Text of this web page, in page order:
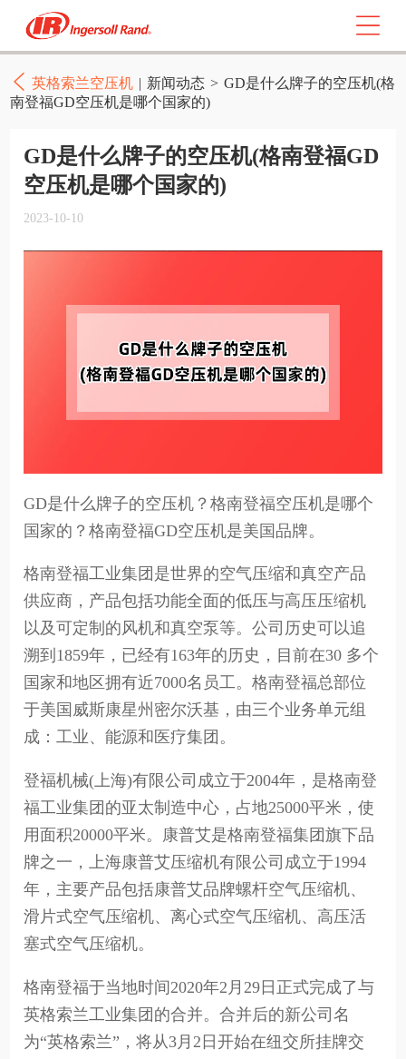
英格索兰空压机 | 新闻动态 > GD是什么牌子的空压机(格
南登福GD空压机是哪个国家的)
GD是什么牌子的空压机(格南登福GD
空压机是哪个国家的)
2023-10-10
GD是什么牌子的空压机？格南登福空压机是哪个
国家的？格南登福GD空压机是美国品牌。
格南登福工业集团是世界的空气压缩和真空产品
供应商，产品包括功能全面的低压与高压压缩机
以及可定制的风机和真空泵等。公司历史可以追
溯到1859年，已经有163年的历史，目前在30 多个
国家和地区拥有近7000名员工。格南登福总部位
于美国威斯康星州密尔沃基，由三个业务单元组
成：工业、能源和医疗集团。
登福机械(上海)有限公司成立于2004年，是格南登
福工业集团的亚太制造中心，占地25000平米，使
用面积20000平米。康普艾是格南登福集团旗下品
牌之一，上海康普艾压缩机有限公司成立于1994
年，主要产品包括康普艾品牌螺杆空气压缩机、
滑片式空气压缩机、离心式空气压缩机、高压活
塞式空气压缩机。
格南登福于当地时间2020年2月29日正式完成了与
英格索兰工业集团的合并。合并后的新公司名
为“英格索兰”，将从3月2日开始在纽交所挂牌交